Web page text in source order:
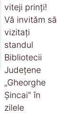
viteji prinţi!
Vă invităm să
vizitaţi
standul
Bibliotecii
Judeţene
„Gheorghe
Şincai" în
zilele